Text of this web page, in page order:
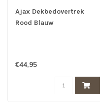
Ajax Dekbedovertrek
Rood Blauw
€44,95